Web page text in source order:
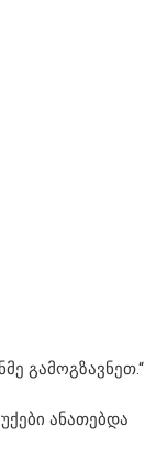
გამოგზავნეთ.“
ანათებდა